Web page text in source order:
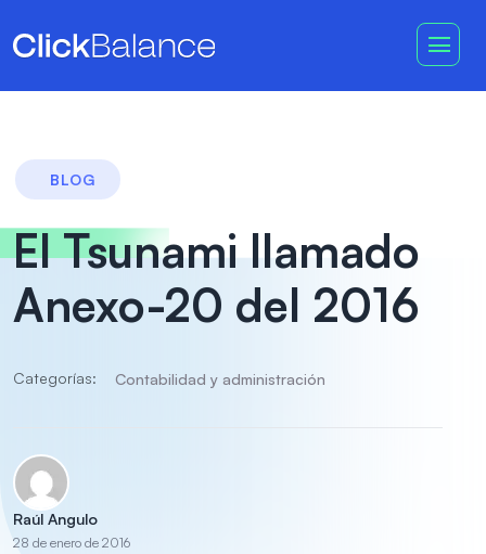
BLOG
El Tsunami llamado
Anexo-20 del 2016
Categorías: Contabilidad y administración
Raúl Angulo
28 de enero de 2016